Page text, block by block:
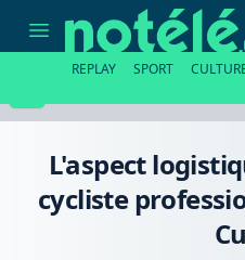
logistique
d'une
avec
REPLAY SPORT
L'aspect
cycliste